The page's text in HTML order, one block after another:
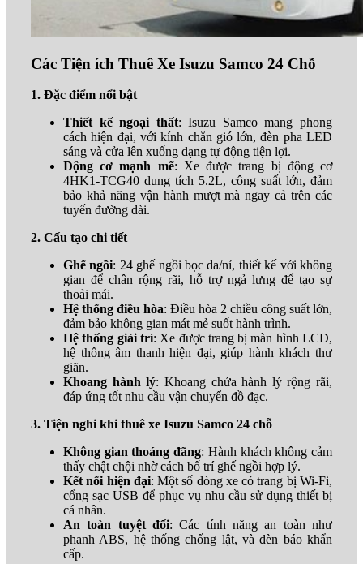
Các Tiện ích Thuê Xe Isuzu Samco 24 Chỗ
1. Đặc điểm nổi bật
Thiết kế ngoại thất: Isuzu Samco mang phong
cách hiện đại, với kính chắn gió lớn, đèn pha LED
sáng và cửa lên xuống dạng tự động tiện lợi.
Động cơ mạnh mẽ: Xe được trang bị động cơ
4HK1-TCG40 dung tích 5.2L, công suất lớn, đảm
bảo khả năng vận hành mượt mà ngay cả trên các
tuyến đường dài.
2. Cấu tạo chi tiết
Ghế ngồi: 24 ghế ngồi bọc da/nỉ, thiết kế với không
gian để chân rộng rãi, hỗ trợ ngả lưng để tạo sự
thoải mái.
Hệ thống điều hòa: Điều hòa 2 chiều công suất lớn,
đảm bảo không gian mát mẻ suốt hành trình.
Hệ thống giải trí: Xe được trang bị màn hình LCD,
hệ thống âm thanh hiện đại, giúp hành khách thư
giãn.
Khoang hành lý: Khoang chứa hành lý rộng rãi,
đáp ứng tốt nhu cầu vận chuyển đồ đạc.
3. Tiện nghi khi thuê xe Isuzu Samco 24 chỗ
Không gian thoáng đãng: Hành khách không cảm
thấy chật chội nhờ cách bố trí ghế ngồi hợp lý.
Kết nối hiện đại: Một số dòng xe có trang bị Wi-Fi,
cổng sạc USB để phục vụ nhu cầu sử dụng thiết bị
cá nhân.
An toàn tuyệt đối: Các tính năng an toàn như
phanh ABS, hệ thống chống lật, và đèn báo khẩn
cấp.